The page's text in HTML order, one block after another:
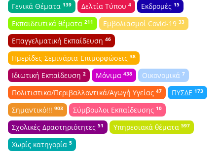
Γενικά Θέματα 139 Δελτία Τύπου 4 Εκδρομές 15
Εκπαιδευτικά θέματα 211 Εμβολιασμοί Covid-19 33
Επαγγελματική Εκπαίδευση 46
Ημερίδες-Σεμινάρια-Επιμορφώσεις 38
Ιδιωτική Εκπαίδευση 2 Μόνιμα 438 Οικονομικά 7
Πολιτιστικα/Περιβαλλοντικά/Αγωγή Υγείας 47 ΠΥΣΔΕ 173
Σημαντικό!!! 903 Σύμβουλοι Εκπαίδευσης 10
Σχολικές Δραστηριότητες 51 Υπηρεσιακά θέματα 597
Χωρίς κατηγορία 5